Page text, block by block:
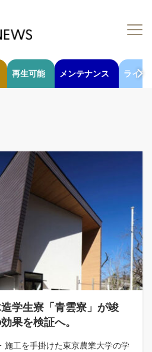
再生可能 メンテナンス ライフ
学生寮「青雲寮」が竣
果を検証へ。
施工を手掛けた東京農業大学の学